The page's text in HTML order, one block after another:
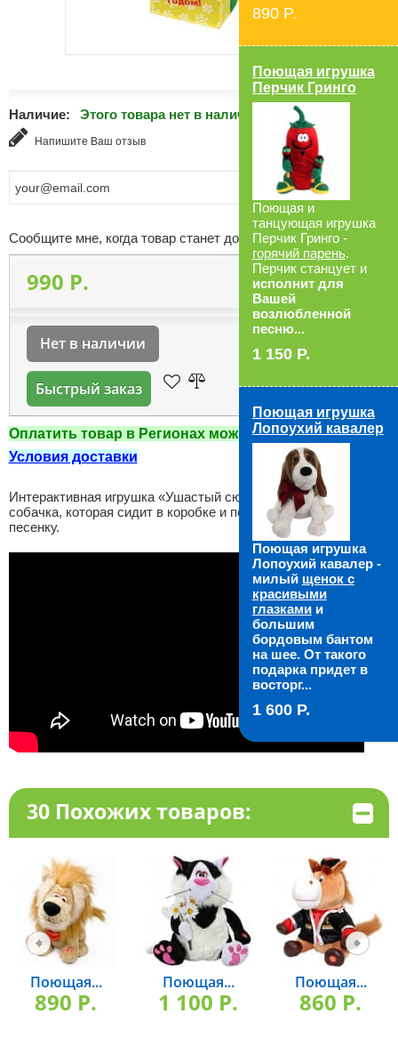
Наличие: Этого товара нет в наличии
Напишите Ваш отзыв
Сообщите мне, когда товар станет доступен
990 P.
Нет в наличии
Быстрый заказ
Оплатить товар в Регионах можно при получении!
Условия доставки
Интерактивная игрушка «Ушастый сюрприз» - новогодняя
собачка, которая сидит в коробке и поет «Новогоднюю»
песенку.
30 Похожих товаров:
Поющая...
890 P.
Поющая...
1 100 P.
Поющая...
860 P.
890 P.
Поющая игрушка
Перчик Гринго
Поющая и
танцующая игрушка
Перчик Гринго -
горячий парень.
Перчик станцует и
исполнит для
Вашей
возлюбленной
песню...
1 150 P.
Поющая игрушка
Лопоухий кавалер
Поющая игрушка
Лопоухий кавалер -
милый щенок с
красивыми
глазкамии
большим
бордовым бантом
на шее. От такого
подарка придет в
восторг...
1 600 P.